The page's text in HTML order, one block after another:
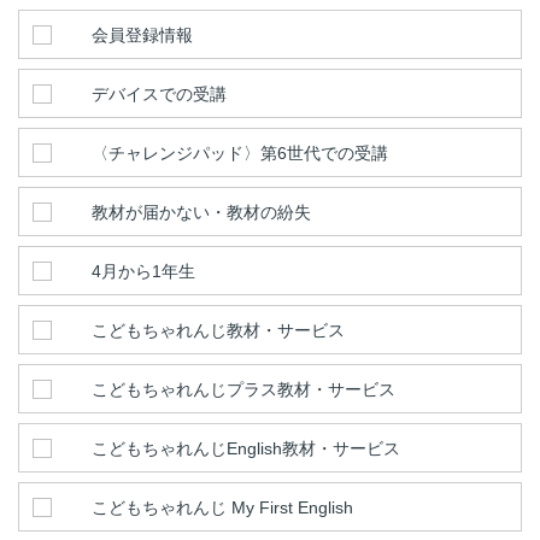
会員登録情報
デバイスでの受講
〈チャレンジパッド〉第6世代での受講
教材が届かない・教材の紛失
4月から1年生
こどもちゃれんじ教材・サービス
こどもちゃれんじプラス教材・サービス
こどもちゃれんじEnglish教材・サービス
こどもちゃれんじ My First English